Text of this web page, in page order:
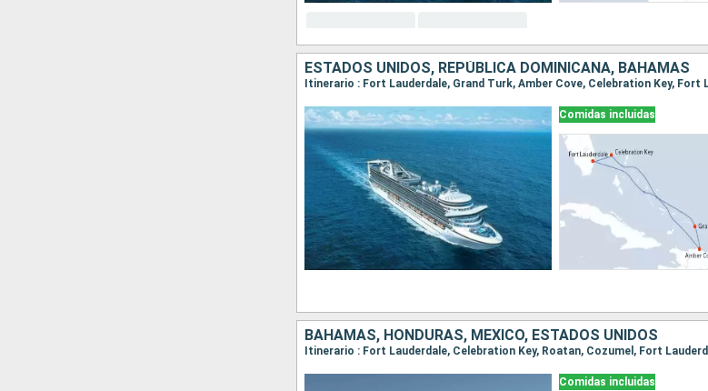
ESTADOS UNIDOS, REPÚBLICA DOMINICANA, BAHAMAS
Itinerario : Fort Lauderdale, Grand Turk, Amber Cove, Celebration Key, Fort
Comidas incluidas
BAHAMAS, HONDURAS, MÉXICO, ESTADOS UNIDOS
Itinerario : Fort Lauderdale, Celebration Key, Roatan, Cozumel, Fort
Comidas incluidas